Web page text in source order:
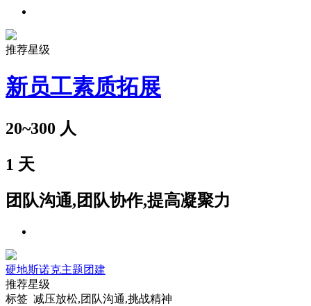
推荐星级
新员工素质拓展
20~300 人
1 天
团队沟通,团队协作,提高凝聚力
硬地斯诺克主题团建
推荐星级
标签 减压放松,团队沟通,挑战精神